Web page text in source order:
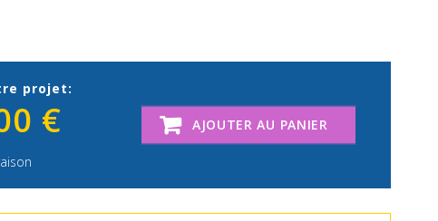
projet:
€ AJOUTER AU PANIER